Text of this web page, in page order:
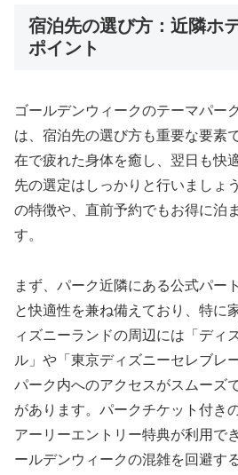
宿泊先の選び方：近隣ホ
ポイント
ゴールデンウィークのテーマパー
は、宿泊先の選び方も重要な要素
在で疲れた身体を癒し、翌日も快
先の選定はしっかりと行いましょ
の特徴や、直前予約でもお得に泊
す。
まず、パーク近隣にある公式パー
と快適性を兼ね備えており、特に
ィズニーランドの周辺には「ディ
ル」や「東京ディズニーセレブレ
パーク内へのアクセスがスムーズ
があります。パークチケット付き
アーリーエントリー特典が利用で
ールデンウィークの混雑を回避す